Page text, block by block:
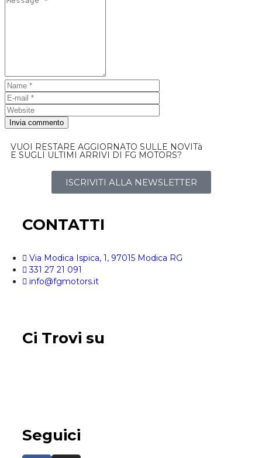
VUOI RESTARE AGGIORNATO SULLE NOVITà
E SUGLI ULTIMI ARRIVI DI FG MOTORS?
ISCRIVITI ALLA NEWSLETTER
CONTATTI
Via Modica Ispica, 1, 97015 Modica RG
331 27 21 091
info@fgmotors.it
Ci Trovi su
Seguici